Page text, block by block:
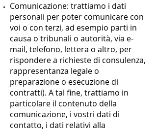
Comunicazione: trattiamo i dati
personali per poter comunicare con
voi o con terzi, ad esempio parti in
causa o tribunali o autorità, via e-
mail, telefono, lettera o altro, per
rispondere a richieste di consulenza,
rappresentanza legale o
preparazione o esecuzione di
contratti). A tal fine, trattiamo in
particolare il contenuto della
comunicazione, i vostri dati di
contatto, i dati relativi alla